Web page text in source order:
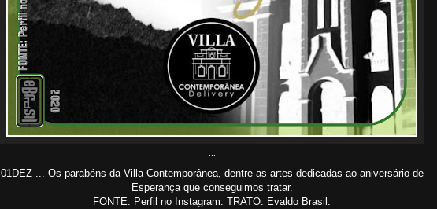
01DEZ ... Os parabéns da Villa Contemporânea, dentre as artes dedicadas ao aniversário de
Esperança que conseguimos tratar.
FONTE: Perfil no Instagram. TRATO: Evaldo Brasil.